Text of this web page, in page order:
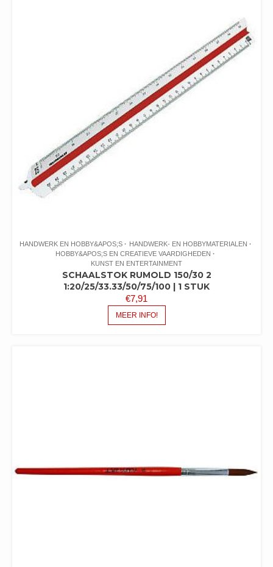
HANDWERK EN HOBBY&APOS;S
HANDWERK- EN HOBBYMATERIALEN
HOBBY&APOS;S EN CREATIEVE VAARDIGHEDEN
KUNST EN ENTERTAINMENT
SCHAALSTOK RUMOLD 150/30 2
1:20/25/33.33/50/75/100 | 1 STUK
€7,91
MEER INFO!